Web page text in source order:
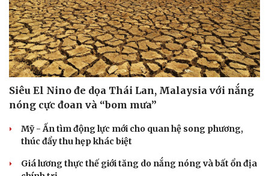
Tư vấn
Câu chuyện thời sự
Siêu El Nino đe dọa Thái Lan, Malaysia với nắng
nóng cực đoan và “bom mưa”
Mỹ - Ấn tìm động lực mới cho quan hệ song phương,
thúc đẩy thu hẹp khác biệt
Giá lương thực thế giới tăng do nắng nóng và bất ổn địa